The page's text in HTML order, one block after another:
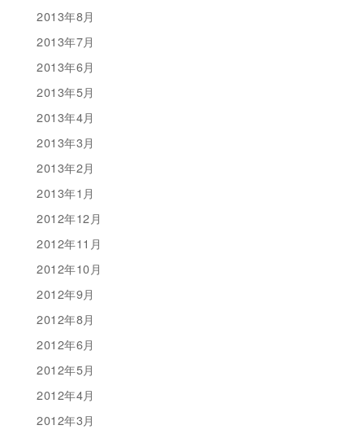
2013年8月
2013年7月
2013年6月
2013年5月
2013年4月
2013年3月
2013年2月
2013年1月
2012年12月
2012年11月
2012年10月
2012年9月
2012年8月
2012年6月
2012年5月
2012年4月
2012年3月